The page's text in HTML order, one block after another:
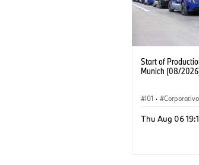
Start of
Munich (08/
I01 · Corporativo
Thu Aug 06